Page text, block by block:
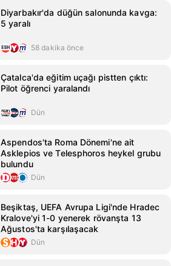
Diyarbakır'da düğün salonunda kavga:
5 yaralı
58 dakika önce
Çatalca'da eğitim uçağı pistten çıktı:
Pilot öğrenci yaralandı
Dün
Aspendos'ta Roma Dönemi'ne ait
Asklepios ve Telesphoros heykel grubu
bulundu
Dün
Beşiktaş, UEFA Avrupa Ligi'nde Hradec
Kralove'yi 1-0 yenerek rövanşta 13
Ağustos'ta karşılaşacak
Dün